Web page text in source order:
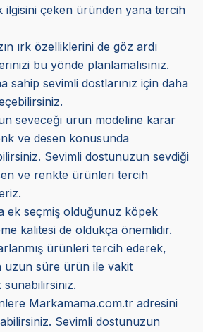
çeken üründen yana tercih
ırk özelliklerini de göz ardı
bu yönde planlamalısınız.
sahip sevimli dostlarınız için daha
seveceği ürün modeline karar
ve desen konusunda
Sevimli dostunuzun sevdiği
ve renkte ürünleri tercih
ek seçmiş olduğunuz köpek
kalitesi de oldukça önemlidir.
ürünleri tercih ederek,
uzun süre ürün ile vakit
sunabilirsiniz.
Markamama.com.tr adresini
Sevimli dostunuzun